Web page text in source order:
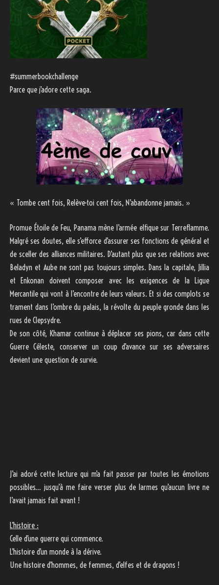
#summerbookchallenge
Parce que j’adore cette saga.
« Tombe cent fois, Relève-toi cent fois, N’abandonne jamais. »
Promue Étoile de Feu, Panama mène l’armée elfique sur Terreflamme.
Malgré ses doutes, elle s’efforce d’assurer ses fonctions de général et
de sceller des alliances militaires. D’autant plus que ses relations avec
Beladyn et Aube ne sont pas toujours simples. Dans la capitale, Jillia
et Enkonan doivent composer avec les exigences de la Ligue
Mercantile qui vont à l’encontre de leurs valeurs. Et si des complots se
trament dans l’ombre du palais, la révolte du peuple gronde dans les
rues de Clepsydre.
De son côté, Khamar continue à déplacer ses pions, car dans cette
Guerre Céleste, conserver un coup d’avance sur ses adversaires
devient une question de survie.
J’ai adoré cette lecture qui m’a fait passer par toutes les émotions
possibles… jusqu’à me faire verser plus de larmes qu’aucun livre ne
l’avait jamais fait avant !
L’histoire :
Celle d’une guerre qui commence.
L’histoire d’un monde à la dérive.
Une histoire d’hommes, de femmes, d’elfes et de dragons !